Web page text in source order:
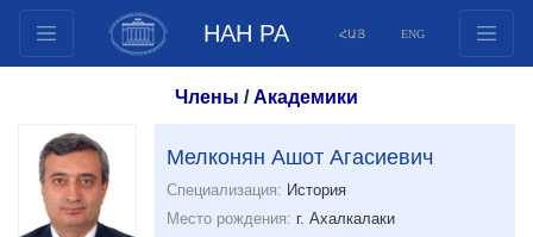
НАН РА ՀԱՅ ENG
Документы
Инновационные предложения
Публикации
Члены /Академики
Мелконян Ашот Агасиевич
Специализация: История
Место рождения: г. Ахалкалаки